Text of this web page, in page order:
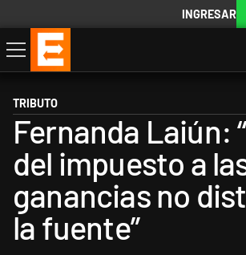
INGRESAR
Economía
Política
Internacional
Actualidad
Descargá la App
TRIBUTO
Fernanda Laiún:
del impuesto a
ganancias no
la fuente”